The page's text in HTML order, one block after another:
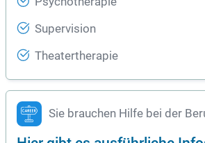
Supervision
Theatertherapie
Sie brauchen Hilfe bei der